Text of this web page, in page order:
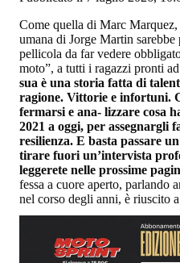
Come quella di Marc
umana di Jorge Martin
pellicola da far vedere
moto”, a tutti i ragazzi pronti
sua è una storia fatta di
ragione. Vittorie e infortuni.
fermarsi e ana- lizzare cosa
2021 a oggi, per assegnargli
resilienza. E basta passare
tirare fuori un’intervista
leggerete nelle prossime
fessa a cuore aperto, parlando
nel corso degli anni, è riuscito